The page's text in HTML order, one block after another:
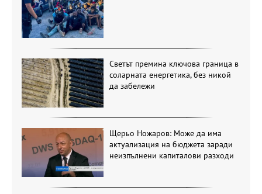
Светът премина ключова граница в
соларната енергетика, без никой
да забележи
Щерьо Ножаров: Може да има
актуализация на бюджета заради
неизпълнени капиталови разходи